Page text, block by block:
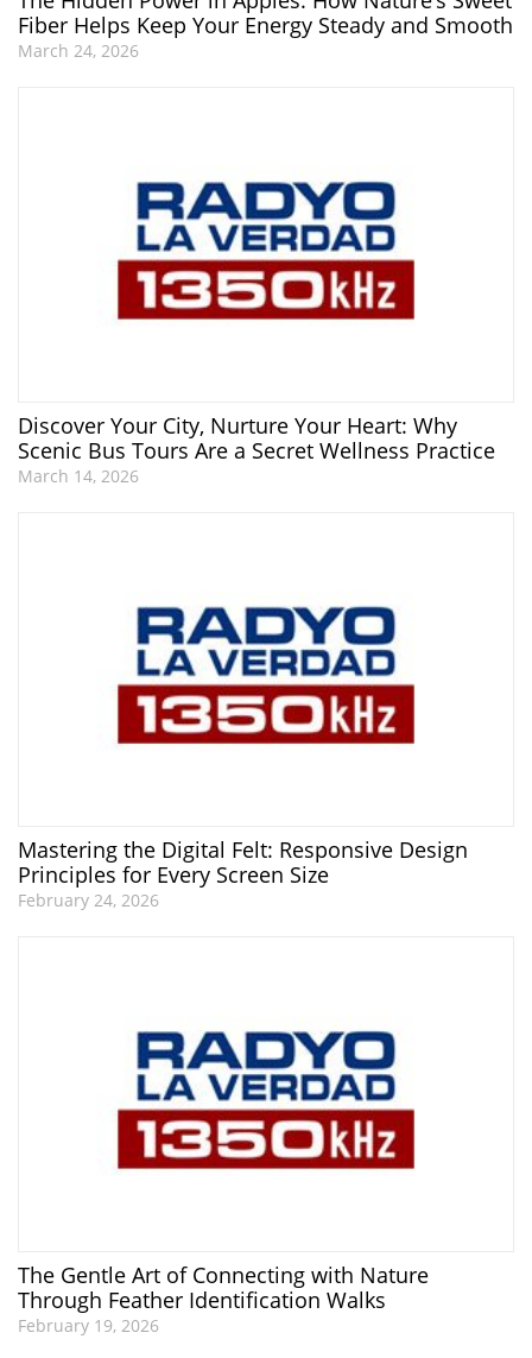
Fiber Helps Keep Your Energy Steady and Smooth
March 24, 2026
Discover Your City, Nurture Your Heart: Why
Scenic Bus Tours Are a Secret Wellness Practice
March 14, 2026
Mastering the Digital Felt: Responsive Design
Principles for Every Screen Size
February 24, 2026
The Gentle Art of Connecting with Nature
Through Feather Identification Walks
February 19, 2026